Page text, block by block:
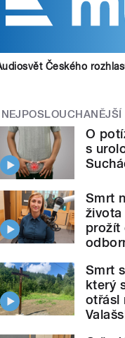
Českého
NEJPOSLOUCHANĚJŠÍ
O
s
Smrt
života
prožít
Smrt
který
otřásl